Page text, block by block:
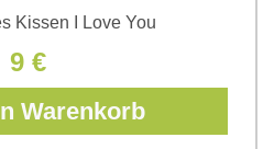
Kissen I Love You
9 €
Warenkorb